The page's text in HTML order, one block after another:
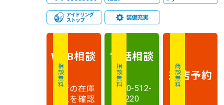
相談無料
WEB相談
最新の在庫
状況を確認
相談無料
電話相談
0120-512-
220
商談無料
来店予約